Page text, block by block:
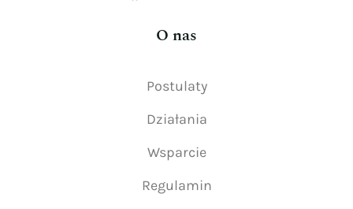
O nas
Postulaty
Działania
Wsparcie
Regulamin